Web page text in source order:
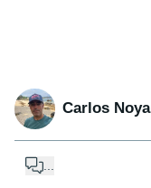
Carlos Noya